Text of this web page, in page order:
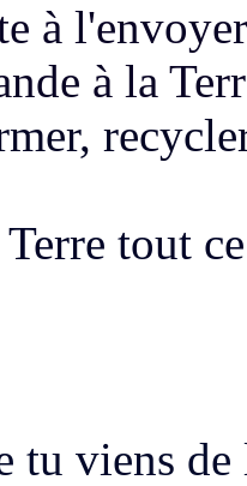
à
à la
tout
tu viens